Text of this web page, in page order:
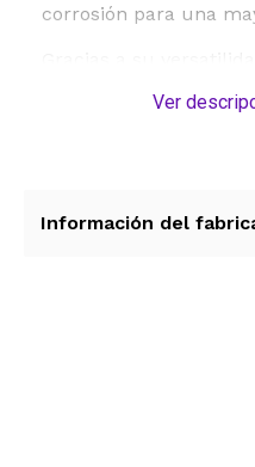
corrosión para una
en el hogar como
de casa o para los
Ver
Información del